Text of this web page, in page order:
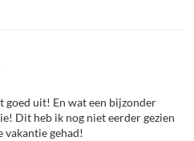
goed uit! En wat een bijzonder
Dit heb ik nog niet eerder gezien
vakantie gehad!